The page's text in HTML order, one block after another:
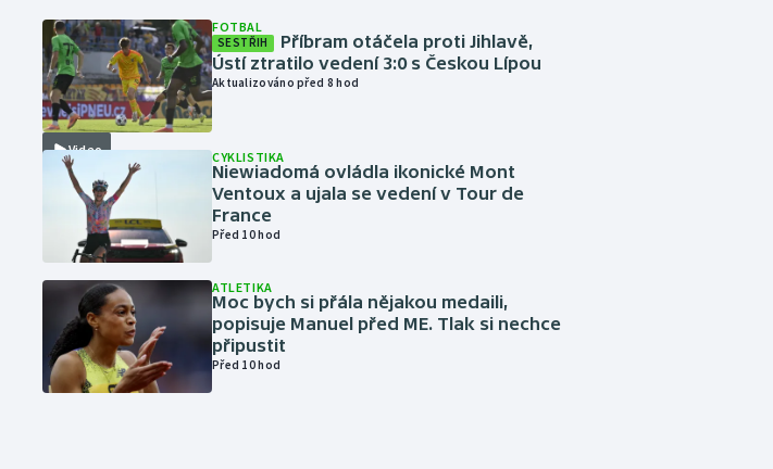
Video
FOTBAL
SESTŘIH
Příbram otáčela proti Jihlavě,
Ústí ztratilo vedení 3:0 s Českou Lípou
Aktualizováno před 8 hod
CYKLISTIKA
Niewiadomá ovládla ikonické Mont
Ventoux a ujala se vedení v Tour de
France
Před 10 hod
ATLETIKA
Moc bych si přála nějakou medaili,
popisuje Manuel před ME. Tlak si nechce
připustit
Před 10 hod